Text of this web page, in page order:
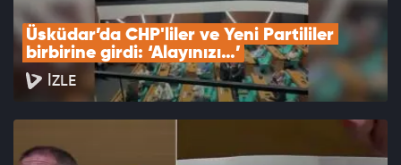
Üsküdar’da CHP'liler ve Yeni Partililer
birbirine girdi: ‘Alayınızı…’
İZLE